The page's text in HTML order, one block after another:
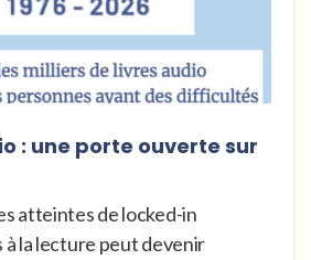
: une porte ouverte sur
atteintes de locked-in
à la lecture peut devenir